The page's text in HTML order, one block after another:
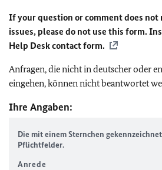
If your question or comment does
issues, please do not use this form.
Help Desk contact form.
Anfragen, die nicht in deutscher oder
eingehen, können nicht beantwortet
Ihre Angaben:
Die mit einem Sternchen
Pflichtfelder.
Anrede